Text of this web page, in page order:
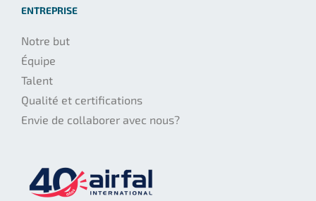
ENTREPRISE
Notre but
Équipe
Talent
Qualité et certifications
Envie de collaborer avec nous?